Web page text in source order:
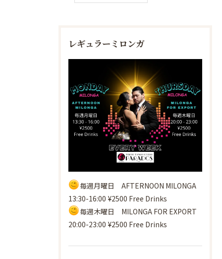
レギュラーミロンガ
毎週月曜日 AFTERNOON MILONGA
13:30-16:00 ¥2500 Free Drinks
毎週木曜日 MILONGA FOR EXPORT
20:00-23:00 ¥2500 Free Drinks